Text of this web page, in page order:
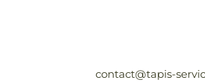
contact@tapis-